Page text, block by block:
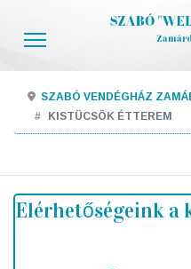
SZABÓ VENDÉGHÁZ
KISTÜCSÖK ÉTTEREM
Elérhetőségeink a